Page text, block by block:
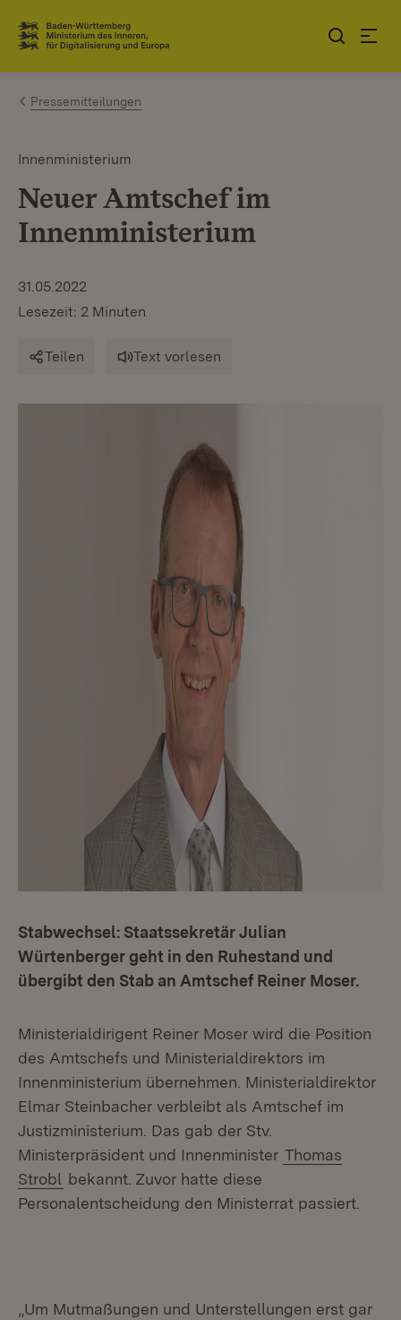
Zum Inhalt springen
Link zur Startseite
Pressemitteilungen
Innenministerium
Neuer Amtschef im
Innenministerium
31.05.2022
Lesezeit: 2 Minuten
Teilen Text vorlesen
Stabwechsel: Staatssekretär Julian
Würtenberger geht in den Ruhestand und
übergibt den Stab an Amtschef Reiner Moser.
Ministerialdirigent Reiner Moser wird die Position
des Amtschefs und Ministerialdirektors im
Innenministerium übernehmen. Ministerialdirektor
Elmar Steinbacher verbleibt als Amtschef im
Justizministerium. Das gab der Stv.
Ministerpräsident und Innenminister Thomas
Strobl bekannt. Zuvor hatte diese
Personalentscheidung den Ministerrat passiert.
„Um Mutmaßungen und Unterstellungen erst gar